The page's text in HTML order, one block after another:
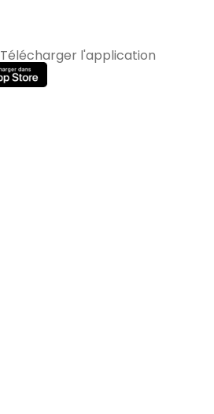
Télécharger l'application